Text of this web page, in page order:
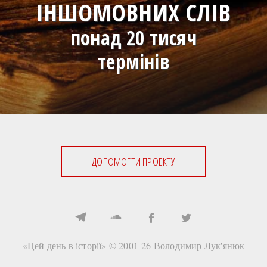
ІНШОМОВНИХ СЛІВ
понад 20 тисяч
термінів
ДОПОМОГТИ ПРОЕКТУ
«Цей день в історії» © 2001-26 Володимир Лук'янюк